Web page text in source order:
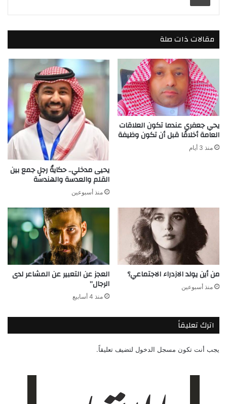
مقالات ذات صلة
يحي جعفري عندما تكون العلاقات
العامة أخلاقًا قبل أن تكون وظيفة
منذ 3 أيام
يحيى مدخلي.. حكايةُ رجلٍ جمع بين
القلم والعدسة والهندسة
منذ أسبوعين
من أين يولد الازدراء الاجتماعي؟
منذ أسبوعين
العجز عن التعبير عن المشاعر لدى
الرجال”
منذ 4 أسابيع
اترك تعليقاً
يجب أنت تكون مسجل الدخول لتضيف تعليقاً.